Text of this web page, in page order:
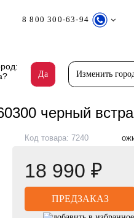
8 800 300-63-94
Да Изменить
черный встраиваемый
(умывальника)
черный
Код товара: 7240
18 990 ₽